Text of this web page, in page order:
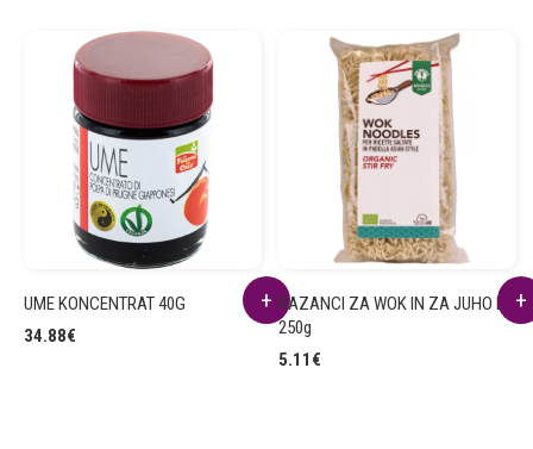
UME KONCENTRAT 40G
34.88€
RAZANCI ZA WOK IN ZA JUHO BIO
250g
5.11 €